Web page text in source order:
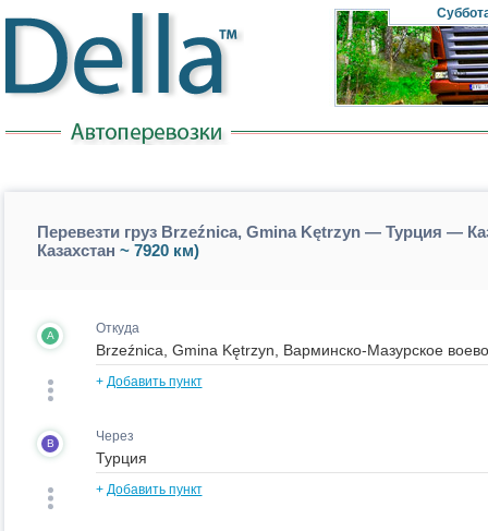
Перевезти груз Brzeźnica, Gmina Kętrzyn — Турция —
Казахстан ~ 7920 км)
A Откуда
+ Добавить пункт
B Через
+ Добавить пункт